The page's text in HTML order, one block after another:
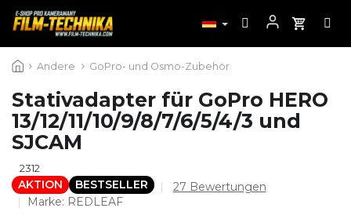
Inhalt Andere GoPro- und Osmo-Zubehör
Stativadapter für GoPro HERO
13/12/11/10/9/8/7/6/5/4/3 und
SJCAM
2312
AKTION BESTSELLER
Die
27 Bewertungen
Marke: REDLEAF